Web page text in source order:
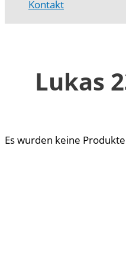
Kontakt
Lukas
Es wurden keine